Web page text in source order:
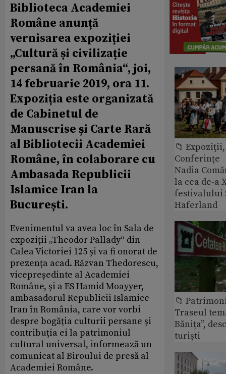
Biblioteca Academiei
Române anunță
vernisarea expoziției
„Cultură și civilizație
persană în România“, joi,
14 februarie 2019, ora 11.
Expoziția este organizată
de Cabinetul de
Manuscrise și Carte Rară
al Bibliotecii Academiei
Române, în colaborare cu
Ambasada Republicii
Islamice Iran la
București.
Evenimentul va avea loc în Sala de
expoziții „Theodor Pallady“ din
Calea Victoriei 125 și va fi onorat de
prezența acad. Răzvan Thedorescu,
vicepreședinte al Academiei
Române, și a ES Hamid Moayyer,
ambasadorul Republicii Islamice
Iran în România, care vor vorbi
despre bogăția culturii persane și
contribuția ei la patrimoniul
cultural universal, informează un
comunicat al Biroului de presă al
Academiei Române.
📁
Conferințe
Nadia
la cea de-a
festivalului
Haferland
📁
Traseul
Bănița”,
turiști